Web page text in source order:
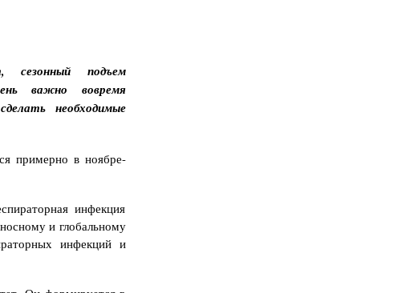
сезонный подъем
важно вовремя
необходимые
примерно в ноябре-
инфекция
и глобальному
инфекций и